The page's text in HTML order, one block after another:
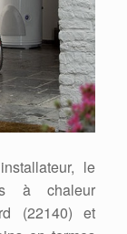
le
à chaleur
(22140) et